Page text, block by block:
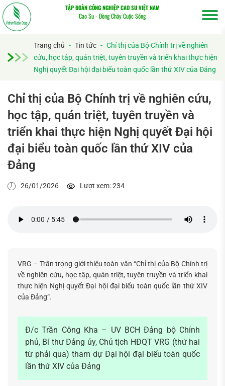
TẬP ĐOÀN CÔNG NGHIỆP CAO SU VIỆT NAM
Cao Su - Dòng Chảy Cuộc Sống
Trang chủ - Tin tức - Chỉ thị của Bộ Chính trị về nghiên
cứu, học tập, quán triệt, tuyên truyền và triển khai thực hiện
Nghị quyết Đại hội đại biểu toàn quốc lần thứ XIV của Đảng
Chỉ thị của Bộ Chính trị về nghiên cứu,
học tập, quán triệt, tuyên truyền và
triển khai thực hiện Nghị quyết Đại hội
đại biểu toàn quốc lần thứ XIV của
Đảng
26/01/2026 Lượt xem: 234
VRG – Trân trọng giới thiệu toàn văn “Chỉ thị của Bộ Chính trị
về nghiên cứu, học tập, quán triệt, tuyên truyền và triển khai
thực hiện Nghị quyết Đại hội đại biểu toàn quốc lần thứ XIV
của Đảng“.
Đ/c Trần Công Kha – UV BCH Đảng bộ Chính
phủ, Bí thư Đảng ủy, Chủ tịch HĐQT VRG (thứ hai
từ phải qua) tham dự Đại hội đại biểu toàn quốc
lần thứ XIV của Đảng
Tìm